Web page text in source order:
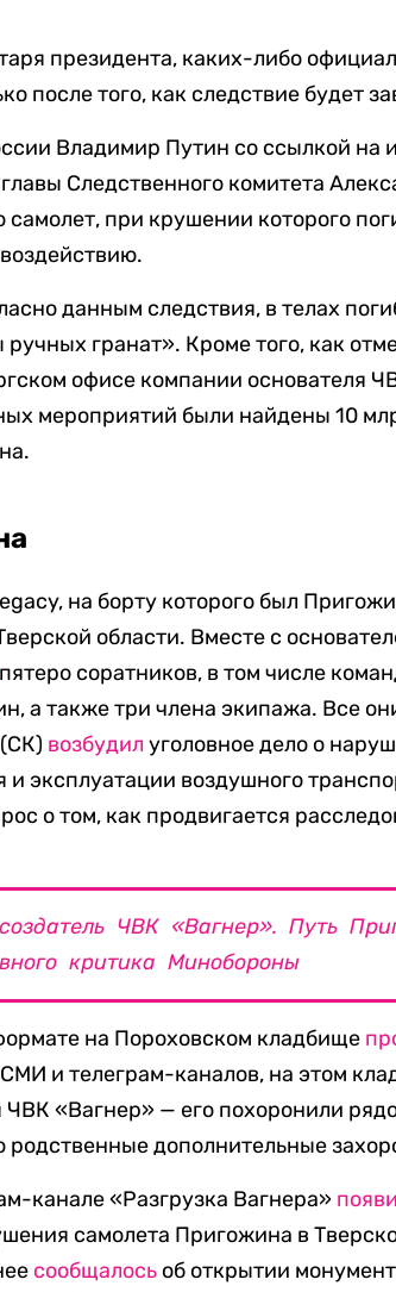
президента, каких-либо
после того, как следствие будет
Владимир Путин со ссылкой на
Следственного комитета
самолет, при крушении которого
данным следствия, в телах
гранат». Кроме того, как
офисе компании основателя
мероприятий были найдены 10
на борту которого был
области. Вместе с
пятеро соратников, в том числе
а также три члена экипажа. Все
возбудил уголовное дело о
и эксплуатации воздушного
о том, как продвигается
ЧВК «Вагнер». Путь
критика Минобороны
на Пороховском кладбище
и телеграм-каналов, на этом
ЧВК «Вагнер» — его похоронили
родственные дополнительные
канале «Разгрузка Вагнера»
самолета Пригожина в
сообщалось об открытии